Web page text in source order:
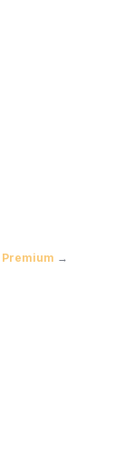
Premium →